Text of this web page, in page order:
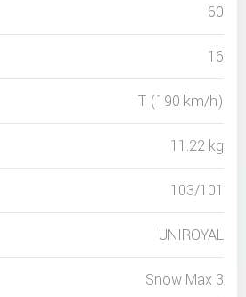
60
16
T (190 km/h)
11.22 kg
103/101
UNIROYAL
Snow Max 3